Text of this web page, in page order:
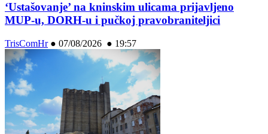
‘Ustašovanje’ na kninskim ulicama prijavljeno
MUP-u, DORH-u i pučkoj pravobraniteljici
TrisComHr● 07/08/2026 ● 19:57